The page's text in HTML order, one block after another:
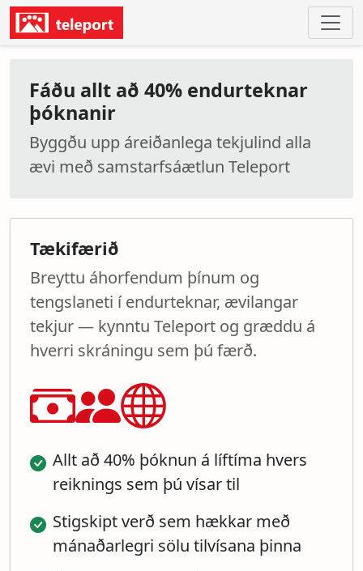
Fáðu allt að 40% endurteknar
þóknanir
Byggðu upp áreiðanlega tekjulind alla
ævi með samstarfsáætlun Teleport
Tækifærið
Breyttu áhorfendum þínum og
tengslaneti í endurteknar, ævilangar
tekjur — kynntu Teleport og græddu á
hverri skráningu sem þú færð.
Allt að 40% þóknun á líftíma hvers
reiknings sem þú vísar til
Stigskipt verð sem hækkar með
mánaðarlegri sölu tilvísana þinna